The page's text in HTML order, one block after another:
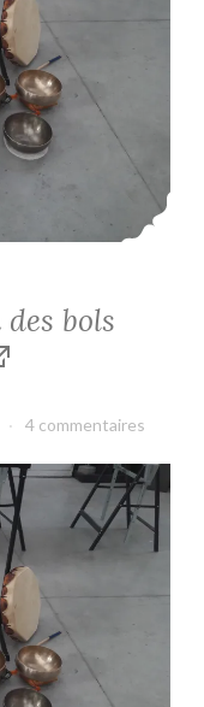
bols
4 commentaires